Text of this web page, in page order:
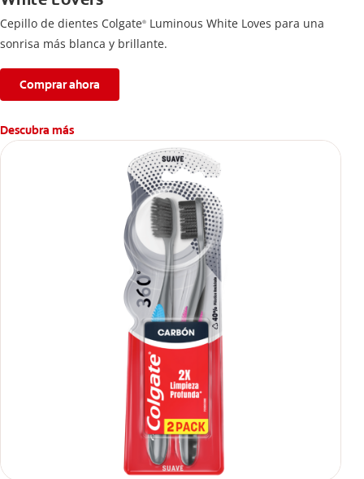
Cepillo de dientes Colgate® Luminous White Loves para una
sonrisa más blanca y brillante.
Comprar ahora
Descubra más